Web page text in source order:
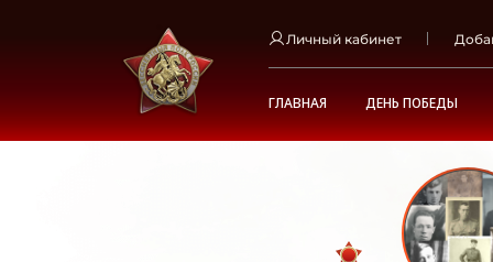
Личный кабинет
ГЛАВНАЯ ДЕНЬ ПОБЕДЫ